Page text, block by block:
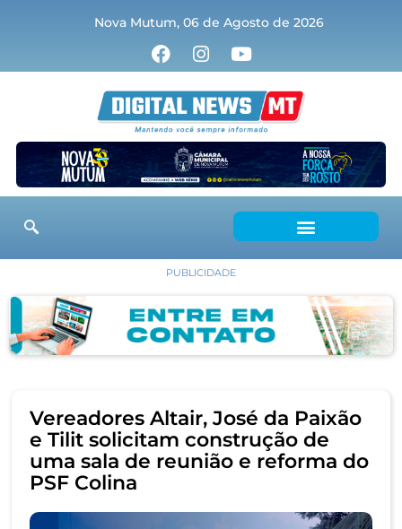
Nova Mutum, 06 de Agosto de 2026
PUBLICIDADE
Vereadores Altair, José da Paixão
e Tilit solicitam construção de
uma sala de reunião e reforma do
PSF Colina